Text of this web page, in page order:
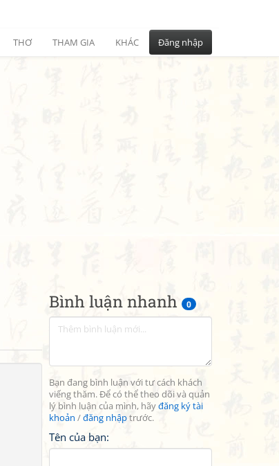
THƠ THAM GIA KHÁC Đăng nhập
Bình luận nhanh 0
Bạn đang bình luận với tư cách khách
viếng thăm. Để có thể theo dõi và quản
lý bình luận của mình, hãyđăng ký tài
khoản /đăng nhậptrước.
Tên của bạn: